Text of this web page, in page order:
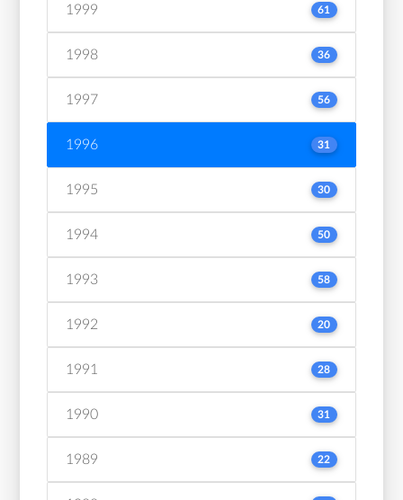
1999 61
1998 36
1997 56
1996 31
1995 30
1994 50
1993 58
1992 20
1991 28
1990 31
1989 22